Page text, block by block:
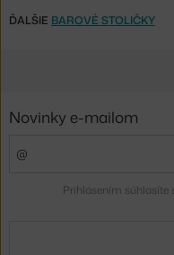
ĎALŠIE BAROVÉ STOLIČKY
Novinky e-mailom
Prihlásením súhlasíte